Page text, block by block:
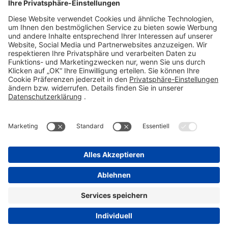
Telefon 06101 603-0
Fax 06101 603-259
info@stada.de
Kontakt
Compliance Reporting Portal ⧉
FOLGEN SIE UNS
Datenschutz